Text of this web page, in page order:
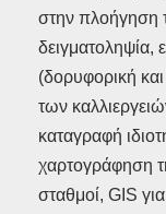
στην πλοήγηση
δειγματοληψία,
(δορυφορική
των
καταγραφή
χαρτογράφηση
σταθμοί, GIS